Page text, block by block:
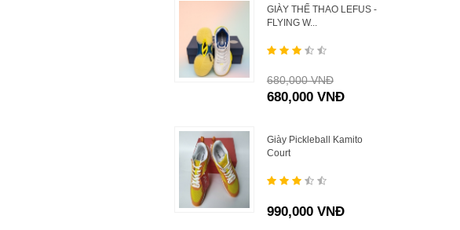
GIÀY THỂ THAO LEFUS -
FLYING W...
680,000 VNĐ
680,000 VNĐ
Giày Pickleball Kamito
Court
990,000 VNĐ